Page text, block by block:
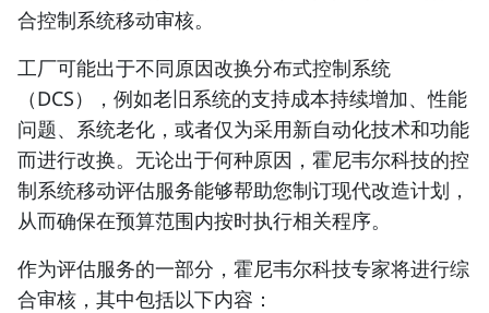
合控制系统移动审核。
工厂可能出于不同原因改换分布式控制系统
（DCS），例如老旧系统的支持成本持续增加、性能
问题、系统老化，或者仅为采用新自动化技术和功能
而进行改换。无论出于何种原因，霍尼韦尔科技的控
制系统移动评估服务能够帮助您制订现代改造计划，
从而确保在预算范围内按时执行相关程序。
作为评估服务的一部分，霍尼韦尔科技专家将进行综
合审核，其中包括以下内容：